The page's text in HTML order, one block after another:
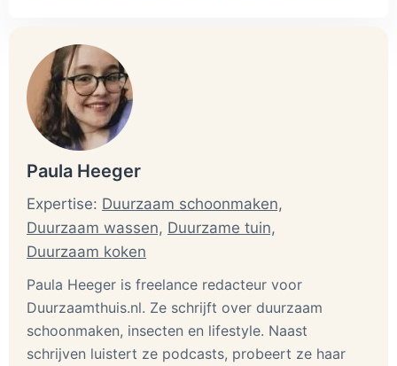
Paula Heeger
Expertise: Duurzaam schoonmaken,
Duurzaam wassen, Duurzame tuin,
Duurzaam koken
Paula Heeger is freelance redacteur voor
Duurzaamthuis.nl. Ze schrijft over duurzaam
schoonmaken, insecten en lifestyle. Naast
schrijven luistert ze podcasts, probeert ze haar